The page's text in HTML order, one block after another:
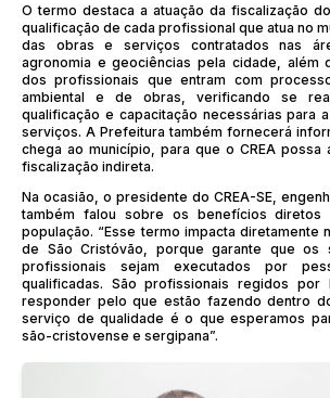
O termo destaca a atuação da fiscalização
qualificação de cada profissional que atua no
das obras e serviços contratados nas
agronomia e geociências pela cidade, além
dos profissionais que entram com
ambiental e de obras, verificando se
qualificação e capacitação necessárias para
serviços. A Prefeitura também fornecerá
chega ao município, para que o CREA possa
fiscalização indireta.
Na ocasião, o presidente do CREA-SE,
também falou sobre os benefícios diretos
população. “Esse termo impacta diretamente
de São Cristóvão, porque garante que os
profissionais sejam executados por
qualificadas. São profissionais regidos por
responder pelo que estão fazendo dentro
serviço de qualidade é o que esperamos
são-cristovense e sergipana”.